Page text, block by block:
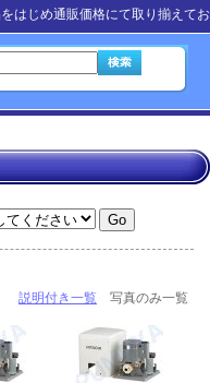
はじめ通販価格にて取り揃えてお
説明付き一覧 写真のみ一覧